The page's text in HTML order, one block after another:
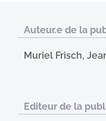
Auteur.e de la
Muriel Frisch,
Editeur de la